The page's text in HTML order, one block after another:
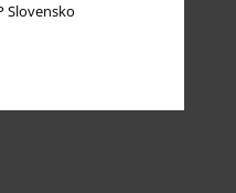
Slovensko